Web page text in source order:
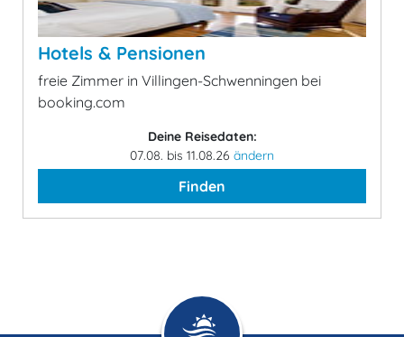
Hotels & Pensionen
freie Zimmer in Villingen-Schwenningen bei
booking.com
Deine Reisedaten:
07.08. bis 11.08.26 ändern
Finden